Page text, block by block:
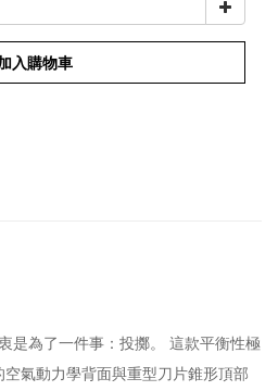
入購物車
是為了一件事：投擲。 這款平衡性極
氣動力學背面與重型刀片錐形頂部